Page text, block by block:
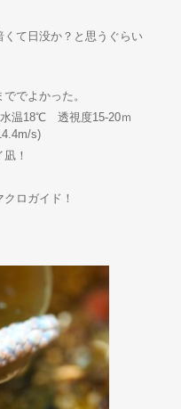
て日没か？と思うぐらい
でよかった。
温18℃ 透視度15-20ｍ
s)
！
ロガイド！